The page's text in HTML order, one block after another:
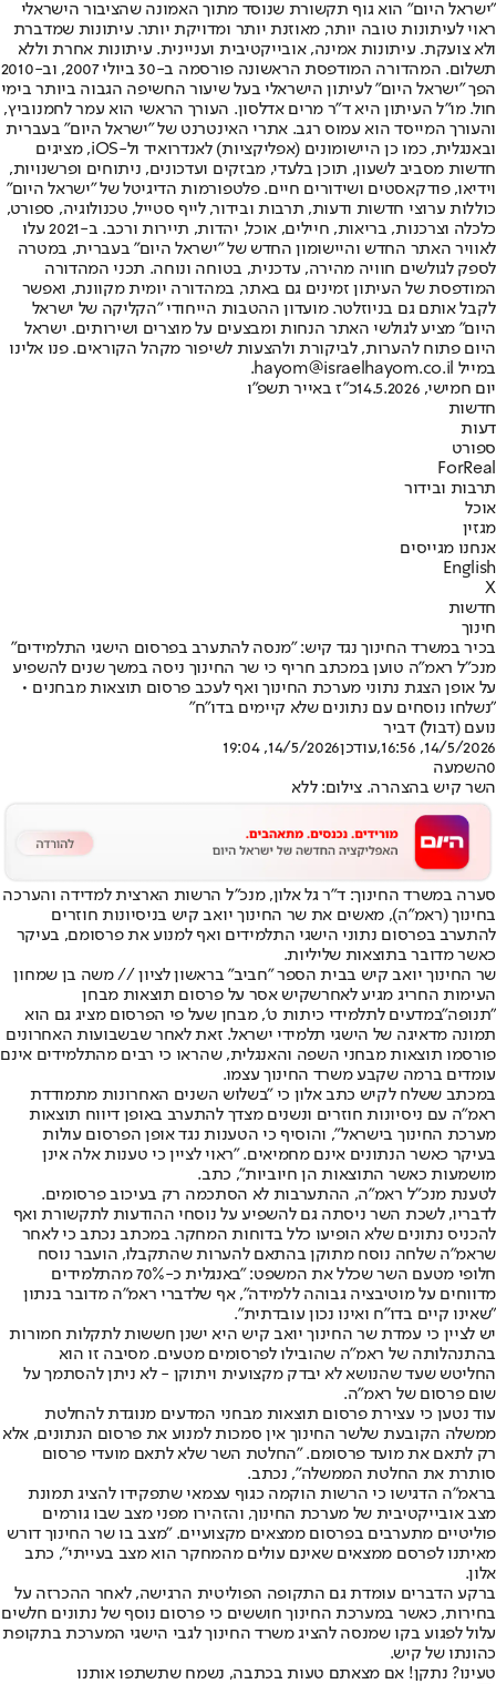
"ישראל היום" הוא גוף תקשורת שנוסד מתוך האמונה שהציבור הישראלי
ראוי לעיתונות טובה יותר, מאוזנת יותר ומדויקת יותר. עיתונות שמדברת
ולא צועקת. עיתונות אמינה, אובייקטיבית ועניינית. עיתונות אחרת וללא
תשלום. המהדורה המודפסת הראשונה פורסמה ב-30 ביולי 2007, וב-2010
הפך "ישראל היום" לעיתון הישראלי בעל שיעור החשיפה הגבוה ביותר בימי
חול. מו"ל העיתון היא ד"ר מרים אדלסון. העורך הראשי הוא עמר לחמנוביץ,
והעורך המייסד הוא עמוס רגב. אתרי האינטרנט של "ישראל היום" בעברית
ובאנגלית, כמו כן היישומונים (אפליקציות) לאנדרואיד ול-iOS, מציגים
חדשות מסביב לשעון, תוכן בלעדי, מבזקים ועדכונים, ניתוחים ופרשנויות,
וידיאו, פודקאסטים ושידורים חיים. פלטפורמות הדיגיטל של "ישראל היום"
כוללות ערוצי חדשות ודעות, תרבות ובידור, לייף סטייל, טכנולוגיה, ספורט,
כלכלה וצרכנות, בריאות, חיילים, אוכל, יהדות, תיירות ורכב. ב-2021 עלו
לאוויר האתר החדש והיישומון החדש של "ישראל היום" בעברית, במטרה
לספק לגולשים חוויה מהירה, עדכנית, בטוחה ונוחה. תכני המהדורה
המודפסת של העיתון זמינים גם באתר, במהדורה יומית מקוונת, ואפשר
לקבל אותם גם בניוזלטר. מועדון ההטבות הייחודי "הקליקה של ישראל
היום" מציע לגולשי האתר הנחות ומבצעים על מוצרים ושירותים. ישראל
היום פתוח להערות, לביקורת ולהצעות לשיפור מקהל הקוראים. פנו אלינו
במייל hayom@israelhayom.co.il.
יום חמישי, 14.5.2026
כ"ז באייר תשפ"ו
חדשות
דעות
ספורט
ForReal
תרבות ובידור
אוכל
מגזין
אנחנו מגייסים
English
X
חדשות
חינוך
בכיר במשרד החינוך נגד קיש: "מנסה להתערב בפרסום הישגי התלמידים"
מנכ"ל ראמ"ה טוען במכתב חריף כי שר החינוך ניסה במשך שנים להשפיע
על אופן הצגת נתוני מערכת החינוך ואף לעכב פרסום תוצאות מבחנים •
"נשלחו נוסחים עם נתונים שלא קיימים בדו"ח"
נועם (דבול) דביר
14/5/2026, 16:56
,עודכן14/5/2026, 19:04
0השמעה
השר קיש בהצהרה. צילום: ללא
סערה במשרד החינוך: ד"ר גל אלון, מנכ"ל הרשות הארצית למדידה והערכה
בחינוך (ראמ"ה), מאשים את שר החינוך יואב קיש בניסיונות חוזרים
להתערב בפרסום נתוני הישגי התלמידים ואף למנוע את פרסומם, בעיקר
כאשר מדובר בתוצאות שליליות.
שר החינוך יואב קיש בבית הספר "חביב" בראשון לציון // משה בן שמחון
העימות החריג מגיע לאחרשקיש אסר על פרסום תוצאות מבחן
"תנופה"במדעים לתלמידי כיתות ט', מבחן שעל פי הפרסום מציג גם הוא
תמונה מדאיגה של הישגי תלמידי ישראל. זאת לאחר שבשבועות האחרונים
פורסמו תוצאות מבחני השפה והאנגלית, שהראו כי רבים מהתלמידים אינם
עומדים ברמה שקבע משרד החינוך עצמו.
במכתב ששלח לקיש כתב אלון כי "בשלוש השנים האחרונות מתמודדת
ראמ"ה עם ניסיונות חוזרים ונשנים מצדך להתערב באופן דיווח תוצאות
מערכת החינוך בישראל", והוסיף כי הטענות נגד אופן הפרסום עולות
בעיקר כאשר הנתונים אינם מחמיאים. "ראוי לציין כי טענות אלה אינן
מושמעות כאשר התוצאות הן חיוביות", כתב.
לטענת מנכ"ל ראמ"ה, ההתערבות לא הסתכמה רק בעיכוב פרסומים.
לדבריו, לשכת השר ניסתה גם להשפיע על נוסחי ההודעות לתקשורת ואף
להכניס נתונים שלא הופיעו כלל בדוחות המחקר. במכתב נכתב כי לאחר
שראמ"ה שלחה נוסח מתוקן בהתאם להערות שהתקבלו, הועבר נוסח
חלופי מטעם השר שכלל את המשפט: "באנגלית כ-70% מהתלמידים
מדווחים על מוטיבציה גבוהה ללמידה", אף שלדברי ראמ"ה מדובר בנתון
"שאינו קיים בדו"ח ואינו נכון עובדתית".
יש לציין כי עמדת שר החינוך יואב קיש היא ישנן חששות לתקלות חמורות
בהתנהלותה של ראמ״ה שהובילו לפרסומים מטעים. מסיבה זו הוא
החליטש שעד שהנושא לא יבדק מקצועית ויתוקן - לא ניתן להסתמך על
שום פרסום של ראמ"ה.
עוד נטען כי עצירת פרסום תוצאות מבחני המדעים מנוגדת להחלטת
ממשלה הקובעת שלשר החינוך אין סמכות למנוע את פרסום הנתונים, אלא
רק לתאם את מועד פרסומם. "החלטת השר שלא לתאם מועדי פרסום
סותרת את החלטת הממשלה", נכתב.
בראמ"ה הדגישו כי הרשות הוקמה כגוף עצמאי שתפקידו להציג תמונת
מצב אובייקטיבית של מערכת החינוך, והזהירו מפני מצב שבו גורמים
פוליטיים מתערבים בפרסום ממצאים מקצועיים. "מצב בו שר החינוך דורש
מאיתנו לפרסם ממצאים שאינם עולים מהמחקר הוא מצב בעייתי", כתב
אלון.
ברקע הדברים עומדת גם התקופה הפוליטית הרגישה, לאחר ההכרזה על
בחירות, כאשר במערכת החינוך חוששים כי פרסום נוסף של נתונים חלשים
עלול לפגוע בקו שמנסה להציג משרד החינוך לגבי הישגי המערכת בתקופת
כהונתו של קיש.
טעינו? נתקן! אם מצאתם טעות בכתבה, נשמח שתשתפו אותנו